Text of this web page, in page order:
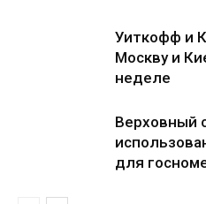
Уиткофф и
Москву и
неделе
Верховный
для